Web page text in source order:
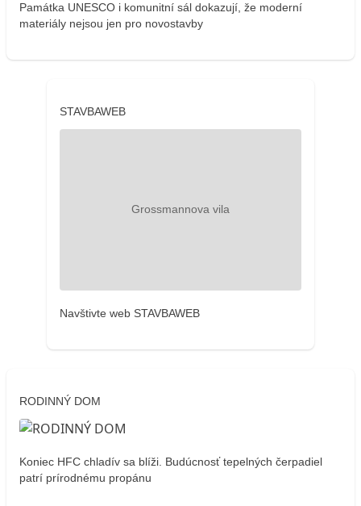
Památka UNESCO i komunitní sál dokazují, že moderní
materiály nejsou jen pro novostavby
STAVBAWEB
Navštivte web STAVBAWEB
RODINNÝ DOM
Koniec HFC chladív sa blíži. Budúcnosť tepelných čerpadiel
patrí prírodnému propánu